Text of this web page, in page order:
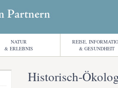
Historisch-
NATUR
& ERLEBNIS
REISE,
& GESUNDHEIT